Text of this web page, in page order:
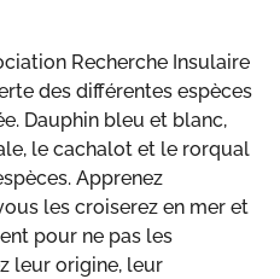
Recherche Insulaire
des différentes espèces
Dauphin bleu et blanc,
le cachalot et le rorqual
Apprenez
les croiserez en mer et
pour ne pas les
leur origine, leur